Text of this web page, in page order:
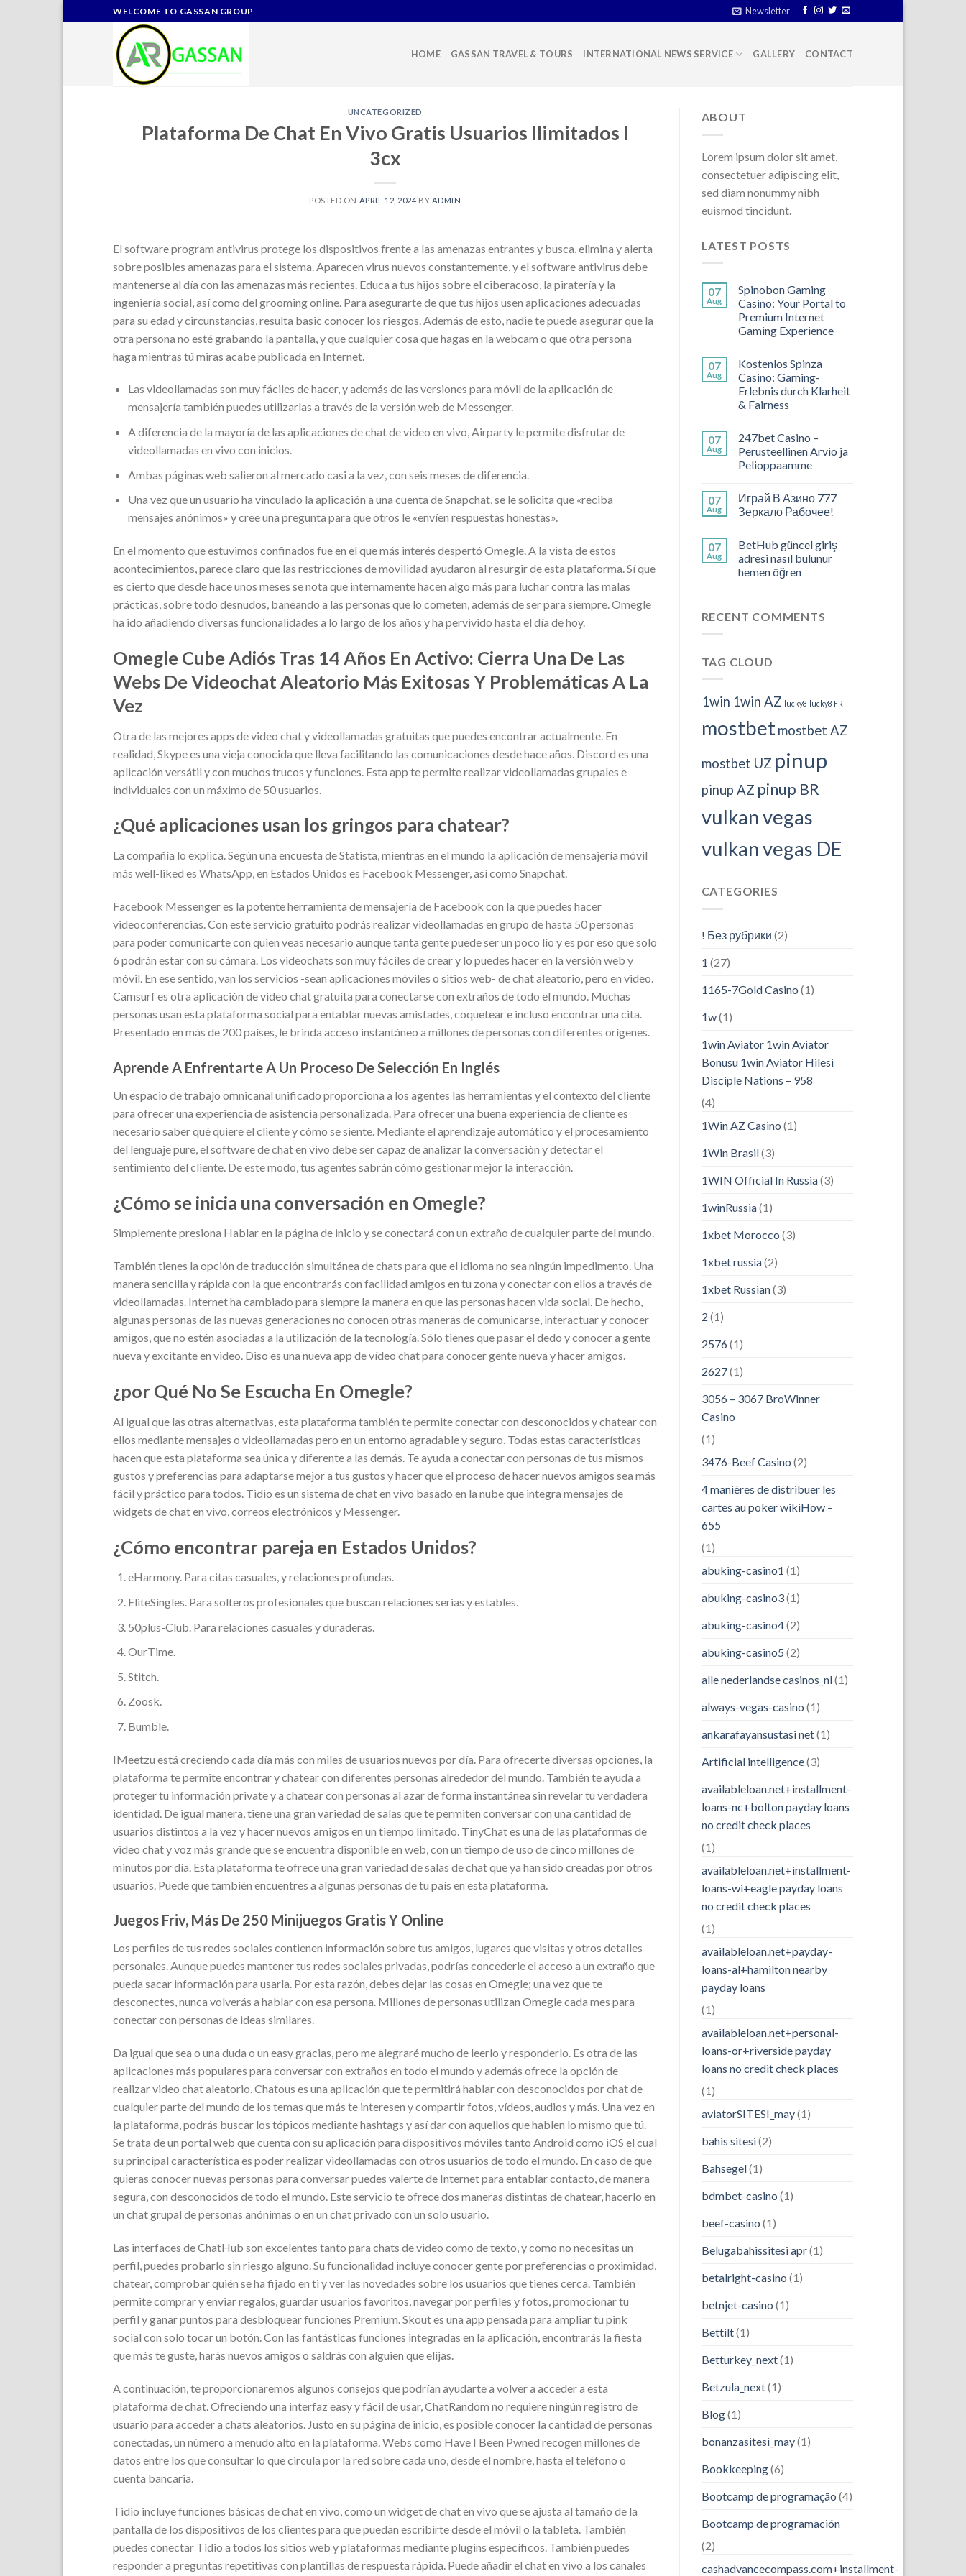
to
WELCOME TO GASSAN GROUP Newsletter
HOME GASSAN TRAVEL & TOURS INTERNATIONAL NEWS SERVICE GALLERY CONTACT
UNCATEGORIZED
Plataforma De Chat En Vivo Gratis Usuarios Ilimitados I
3cx
POSTED ON APRIL 12, 2024 BY ADMIN
El software program antivirus protege los dispositivos frente a las amenazas entrantes y busca, elimina y alerta
sobre posibles amenazas para el sistema. Aparecen virus nuevos constantemente, y el software antivirus debe
mantenerse al día con las amenazas más recientes. Educa a tus hijos sobre el ciberacoso, la piratería y la
ingeniería social, así como del grooming online. Para asegurarte de que tus hijos usen aplicaciones adecuadas
para su edad y circunstancias, resulta basic conocer los riesgos. Además de esto, nadie te puede asegurar que la
otra persona no esté grabando la pantalla, y que cualquier cosa que hagas en la webcam o que otra persona
haga mientras tú miras acabe publicada en Internet.
Las videollamadas son muy fáciles de hacer, y además de las versiones para móvil de la aplicación de
mensajería también puedes utilizarlas a través de la versión web de Messenger.
A diferencia de la mayoría de las aplicaciones de chat de video en vivo, Airparty le permite disfrutar de
videollamadas en vivo con inicios.
Ambas páginas web salieron al mercado casi a la vez, con seis meses de diferencia.
Una vez que un usuario ha vinculado la aplicación a una cuenta de Snapchat, se le solicita que «reciba
mensajes anónimos» y cree una pregunta para que otros le «envíen respuestas honestas».
En el momento que estuvimos confinados fue en el que más interés despertó Omegle. A la vista de estos
acontecimientos, parece claro que las restricciones de movilidad ayudaron al resurgir de esta plataforma. Sí que
es cierto que desde hace unos meses se nota que internamente hacen algo más para luchar contra las malas
prácticas, sobre todo desnudos, baneando a las personas que lo cometen, además de ser para siempre. Omegle
ha ido añadiendo diversas funcionalidades a lo largo de los años y ha pervivido hasta el día de hoy.
Omegle Cube Adiós Tras 14 Años En Activo: Cierra Una De Las
Webs De Videochat Aleatorio Más Exitosas Y Problemáticas A La
Vez
Otra de las mejores apps de video chat y videollamadas gratuitas que puedes encontrar actualmente. En
realidad, Skype es una vieja conocida que lleva facilitando las comunicaciones desde hace años. Discord es una
aplicación versátil y con muchos trucos y funciones. Esta app te permite realizar videollamadas grupales e
individuales con un máximo de 50 usuarios.
¿Qué aplicaciones usan los gringos para chatear?
La compañía lo explica. Según una encuesta de Statista, mientras en el mundo la aplicación de mensajería móvil
más well-liked es WhatsApp, en Estados Unidos es Facebook Messenger, así como Snapchat.
Facebook Messenger es la potente herramienta de mensajería de Facebook con la que puedes hacer
videoconferencias. Con este servicio gratuito podrás realizar videollamadas en grupo de hasta 50 personas
para poder comunicarte con quien veas necesario aunque tanta gente puede ser un poco lío y es por eso que solo
6 podrán estar con su cámara. Los videochats son muy fáciles de crear y lo puedes hacer en la versión web y
móvil. En ese sentido, van los servicios -sean aplicaciones móviles o sitios web- de chat aleatorio, pero en video.
Camsurf es otra aplicación de video chat gratuita para conectarse con extraños de todo el mundo. Muchas
personas usan esta plataforma social para entablar nuevas amistades, coquetear e incluso encontrar una cita.
Presentado en más de 200 países, le brinda acceso instantáneo a millones de personas con diferentes orígenes.
Aprende A Enfrentarte A Un Proceso De Selección En Inglés
Un espacio de trabajo omnicanal unificado proporciona a los agentes las herramientas y el contexto del cliente
para ofrecer una experiencia de asistencia personalizada. Para ofrecer una buena experiencia de cliente es
necesario saber qué quiere el cliente y cómo se siente. Mediante el aprendizaje automático y el procesamiento
del lenguaje pure, el software de chat en vivo debe ser capaz de analizar la conversación y detectar el
sentimiento del cliente. De este modo, tus agentes sabrán cómo gestionar mejor la interacción.
¿Cómo se inicia una conversación en Omegle?
Simplemente presiona Hablar en la página de inicio y se conectará con un extraño de cualquier parte del mundo.
También tienes la opción de traducción simultánea de chats para que el idioma no sea ningún impedimento. Una
manera sencilla y rápida con la que encontrarás con facilidad amigos en tu zona y conectar con ellos a través de
videollamadas. Internet ha cambiado para siempre la manera en que las personas hacen vida social. De hecho,
algunas personas de las nuevas generaciones no conocen otras maneras de comunicarse, interactuar y conocer
amigos, que no estén asociadas a la utilización de la tecnología. Sólo tienes que pasar el dedo y conocer a gente
nueva y excitante en video. Diso es una nueva app de vídeo chat para conocer gente nueva y hacer amigos.
¿por Qué No Se Escucha En Omegle?
Al igual que las otras alternativas, esta plataforma también te permite conectar con desconocidos y chatear con
ellos mediante mensajes o videollamadas pero en un entorno agradable y seguro. Todas estas características
hacen que esta plataforma sea única y diferente a las demás. Te ayuda a conectar con personas de tus mismos
gustos y preferencias para adaptarse mejor a tus gustos y hacer que el proceso de hacer nuevos amigos sea más
fácil y práctico para todos. Tidio es un sistema de chat en vivo basado en la nube que integra mensajes de
widgets de chat en vivo, correos electrónicos y Messenger.
¿Cómo encontrar pareja en Estados Unidos?
eHarmony. Para citas casuales, y relaciones profundas.
EliteSingles. Para solteros profesionales que buscan relaciones serias y estables.
50plus-Club. Para relaciones casuales y duraderas.
OurTime.
Stitch.
Zoosk.
Bumble.
IMeetzu está creciendo cada día más con miles de usuarios nuevos por día. Para ofrecerte diversas opciones, la
plataforma te permite encontrar y chatear con diferentes personas alrededor del mundo. También te ayuda a
proteger tu información private y a chatear con personas al azar de forma instantánea sin revelar tu verdadera
identidad. De igual manera, tiene una gran variedad de salas que te permiten conversar con una cantidad de
usuarios distintos a la vez y hacer nuevos amigos en un tiempo limitado. TinyChat es una de las plataformas de
video chat y voz más grande que se encuentra disponible en web, con un tiempo de uso de cinco millones de
minutos por día. Esta plataforma te ofrece una gran variedad de salas de chat que ya han sido creadas por otros
usuarios. Puede que también encuentres a algunas personas de tu país en esta plataforma.
Juegos Friv, Más De 250 Minijuegos Gratis Y Online
Los perfiles de tus redes sociales contienen información sobre tus amigos, lugares que visitas y otros detalles
personales. Aunque puedes mantener tus redes sociales privadas, podrías concederle el acceso a un extraño que
pueda sacar información para usarla. Por esta razón, debes dejar las cosas en Omegle; una vez que te
desconectes, nunca volverás a hablar con esa persona. Millones de personas utilizan Omegle cada mes para
conectar con personas de ideas similares.
Da igual que sea o una duda o un easy gracias, pero me alegraré mucho de leerlo y responderlo. Es otra de las
aplicaciones más populares para conversar con extraños en todo el mundo y además ofrece la opción de
realizar video chat aleatorio. Chatous es una aplicación que te permitirá hablar con desconocidos por chat de
cualquier parte del mundo de los temas que más te interesen y compartir fotos, vídeos, audios y más. Una vez en
la plataforma, podrás buscar los tópicos mediante hashtags y así dar con aquellos que hablen lo mismo que tú.
Se trata de un portal web que cuenta con su aplicación para dispositivos móviles tanto Android como iOS el cual
su principal característica es poder realizar videollamadas con otros usuarios de todo el mundo. En caso de que
quieras conocer nuevas personas para conversar puedes valerte de Internet para entablar contacto, de manera
segura, con desconocidos de todo el mundo. Este servicio te ofrece dos maneras distintas de chatear, hacerlo en
un chat grupal de personas anónimas o en un chat privado con un solo usuario.
Las interfaces de ChatHub son excelentes tanto para chats de video como de texto, y como no necesitas un
perfil, puedes probarlo sin riesgo alguno. Su funcionalidad incluye conocer gente por preferencias o proximidad,
chatear, comprobar quién se ha fijado en ti y ver las novedades sobre los usuarios que tienes cerca. También
permite comprar y enviar regalos, guardar usuarios favoritos, navegar por perfiles y fotos, promocionar tu
perfil y ganar puntos para desbloquear funciones Premium. Skout es una app pensada para ampliar tu pink
social con solo tocar un botón. Con las fantásticas funciones integradas en la aplicación, encontrarás la fiesta
que más te guste, harás nuevos amigos o saldrás con alguien que elijas.
A⁣ continuación, te proporcionaremos algunos‌ consejos que⁢ podrían ayudarte a volver a acceder a​ esta
plataforma de chat. Ofreciendo una interfaz easy y fácil de usar, ChatRandom no requiere ningún registro de
usuario para acceder a chats aleatorios. Justo en su página de inicio, es posible conocer la cantidad de personas
conectadas, un número a menudo alto en la plataforma. Webs como Have I Been Pwned recogen millones de
datos entre los que consultar lo que circula por la red sobre cada uno, desde el nombre, hasta el teléfono o
cuenta bancaria.
Tidio incluye funciones básicas de chat en vivo, como un widget de chat en vivo que se ajusta al tamaño de la
pantalla de los dispositivos de los clientes para que puedan escribirte desde el móvil o la tableta. También
puedes conectar Tidio a todos los sitios web y plataformas mediante plugins específicos. También puedes
responder a preguntas repetitivas con plantillas de respuesta rápida. Puede añadir el chat en vivo a los canales
ABOUT
Lorem ipsum dolor sit amet,
consectetuer adipiscing elit,
sed diam nonummy nibh
euismod tincidunt.
LATEST POSTS
07
Aug
Spinobon Gaming
Casino: Your Portal to
Premium Internet
Gaming Experience
07
Aug
Kostenlos Spinza
Casino: Gaming-
Erlebnis durch Klarheit
& Fairness
07
Aug
247bet Casino –
Perusteellinen Arvio ja
Pelioppaamme
07
Aug
Играй В Азино 777
Зеркало Рабочее!
07
Aug
BetHub güncel giriş
adresi nasıl bulunur
hemen öğren
RECENT COMMENTS
TAG CLOUD
1win 1win AZ lucky8 lucky8 FR
mostbet mostbet AZ
mostbet UZ pinup
pinup AZ pinup BR
vulkan vegas
vulkan vegas DE
CATEGORIES
! Без рубрики (2)
1 (27)
1165-7Gold Casino (1)
1w(1)
1win Aviator 1win Aviator
Bonusu 1win Aviator Hilesi
Disciple Nations – 958
(4)
1Win AZ Casino (1)
1Win Brasil(3)
1WIN Official In Russia(3)
1winRussia(1)
1xbet Morocco (3)
1xbet russia(2)
1xbet Russian(3)
2 (1)
2576(1)
2627(1)
3056 – 3067 BroWinner
Casino
(1)
3476-Beef Casino (2)
4 manières de distribuer les
cartes au poker wikiHow –
655
(1)
abuking-casino1 (1)
abuking-casino3(1)
abuking-casino4(2)
abuking-casino5 (2)
alle nederlandse casinos_nl(1)
always-vegas-casino (1)
ankarafayansustasi net(1)
Artificial intelligence(3)
availableloan.net+installment-
loans-nc+bolton payday loans
no credit check places
(1)
availableloan.net+installment-
loans-wi+eagle payday loans
no credit check places
(1)
availableloan.net+payday-
loans-al+hamilton nearby
payday loans
(1)
availableloan.net+personal-
loans-or+riverside payday
loans no credit check places
(1)
aviatorSITESI_may(1)
bahis sitesi(2)
Bahsegel(1)
bdmbet-casino (1)
beef-casino (1)
Belugabahissitesi apr(1)
betalright-casino (1)
betnjet-casino (1)
Bettilt(1)
Betturkey_next(1)
Betzula_next(1)
Blog(1)
bonanzasitesi_may(1)
Bookkeeping(6)
Bootcamp de programação (4)
Bootcamp de programación
(2)
cashadvancecompass.com+installment-